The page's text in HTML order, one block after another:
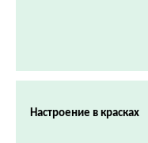
Настроение в красках